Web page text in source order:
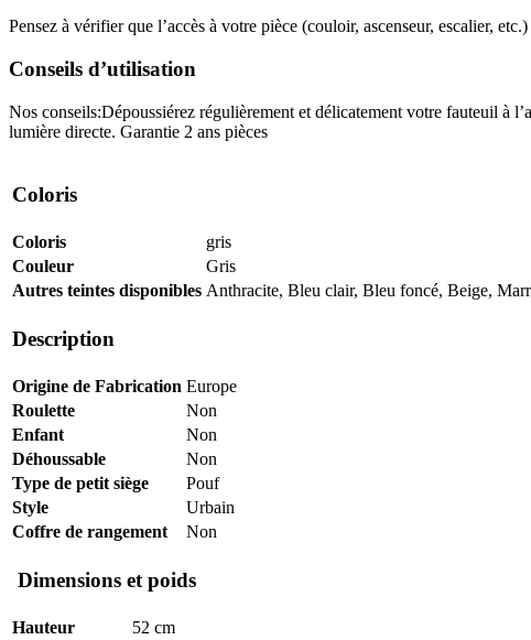
Pensez à vérifier que l’accès à votre pièce (couloir, ascenseur, escalier,
Conseils d’utilisation
Nos conseils:Dépoussiérez régulièrement et délicatement votre fauteuil à
lumière directe. Garantie 2 ans pièces
Coloris
Coloris
gris
Couleur
Gris
Autres teintes disponibles Anthracite, Bleu clair, Bleu foncé, Beige,
Description
Origine de Fabrication Europe
Roulette
Non
Enfant
Non
Déhoussable
Non
Type de petit siège
Pouf
Style
Urbain
Coffre de rangement
Non
Dimensions et poids
Hauteur
52 cm